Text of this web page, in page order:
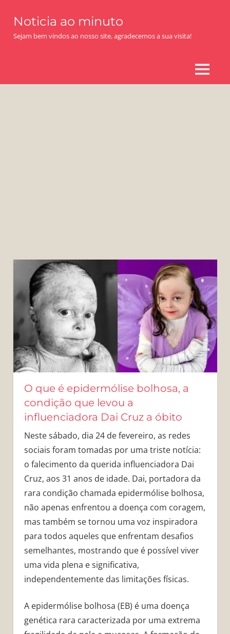
content
Noticia ao minuto
Sejam bem vindos ao nosso site, agradecemos a sua visita!
MENU
O que é epidermólise bolhosa, a
condição que levou a
influenciadora Dai Cruz a óbito
Neste sábado, dia 24 de fevereiro, as redes
sociais foram tomadas por uma triste notícia:
o falecimento da querida influenciadora Dai
Cruz, aos 31 anos de idade. Dai, portadora da
rara condição chamada epidermólise bolhosa,
não apenas enfrentou a doença com coragem,
mas também se tornou uma voz inspiradora
para todos aqueles que enfrentam desafios
semelhantes, mostrando que é possível viver
uma vida plena e significativa,
independentemente das limitações físicas.
A epidermólise bolhosa (EB) é uma doença
genética rara caracterizada por uma extrema